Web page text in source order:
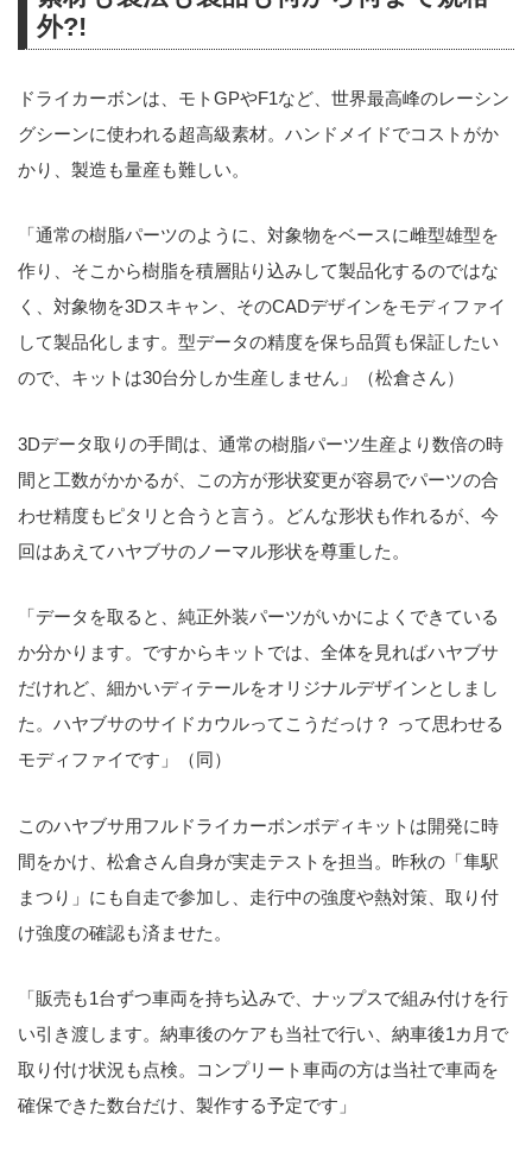
外?!
ドライカーボンは、モトGPやF1など、世界最高峰のレーシン
グシーンに使われる超高級素材。ハンドメイドでコストがか
かり、製造も量産も難しい。
「通常の樹脂パーツのように、対象物をベースに雌型雄型を
作り、そこから樹脂を積層貼り込みして製品化するのではな
く、対象物を3Dスキャン、そのCADデザインをモディファイ
して製品化します。型データの精度を保ち品質も保証したい
ので、キットは30台分しか生産しません」（松倉さん）
3Dデータ取りの手間は、通常の樹脂パーツ生産より数倍の時
間と工数がかかるが、この方が形状変更が容易でパーツの合
わせ精度もピタリと合うと言う。どんな形状も作れるが、今
回はあえてハヤブサのノーマル形状を尊重した。
「データを取ると、純正外装パーツがいかによくできている
か分かります。ですからキットでは、全体を見ればハヤブサ
だけれど、細かいディテールをオリジナルデザインとしまし
た。ハヤブサのサイドカウルってこうだっけ？ って思わせる
モディファイです」（同）
このハヤブサ用フルドライカーボンボディキットは開発に時
間をかけ、松倉さん自身が実走テストを担当。昨秋の「隼駅
まつり」にも自走で参加し、走行中の強度や熱対策、取り付
け強度の確認も済ませた。
「販売も1台ずつ車両を持ち込みで、ナップスで組み付けを行
い引き渡します。納車後のケアも当社で行い、納車後1カ月で
取り付け状況も点検。コンプリート車両の方は当社で車両を
確保できた数台だけ、製作する予定です」